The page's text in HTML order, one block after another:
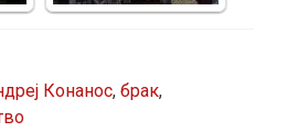
Конанос, брак,